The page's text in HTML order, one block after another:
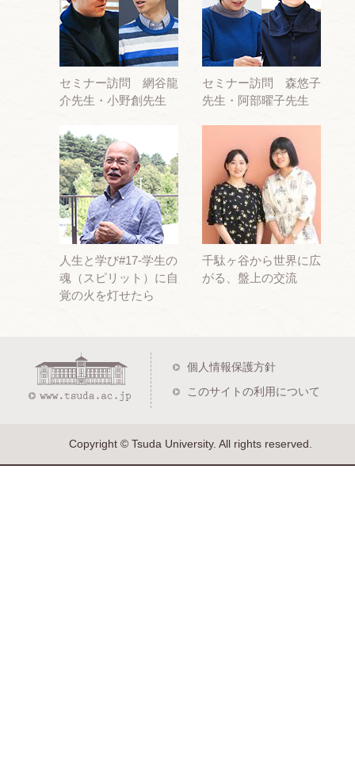
セミナー訪問 網谷龍
介先生・小野創先生
セミナー訪問 森悠子
先生・阿部曜子先生
人生と学び#17-学生の
魂（スピリット）に自
覚の火を灯せたら
千駄ヶ谷から世界に広
がる、盤上の交流
個人情報保護方針
このサイトの利用について
Copyright © Tsuda University. All rights reserved.